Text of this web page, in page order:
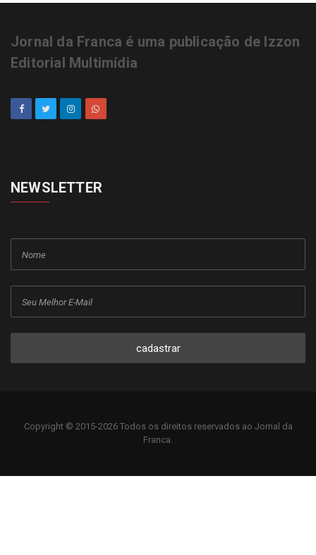
Jornal da Franca é uma publicação de Izzon
Editorial Multimídia
NEWSLETTER
cadastrar
Copyright © 2015-2026 Todos os direitos reservados ao Jornal da
Franca.